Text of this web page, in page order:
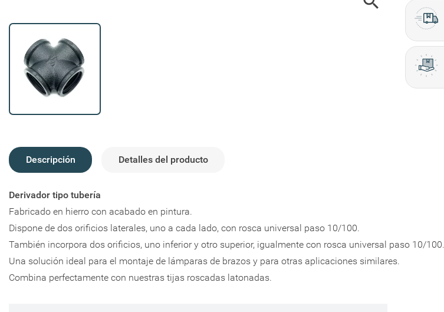
Descripción Detalles del producto
Derivador tipo tubería
Fabricado en hierro con acabado en pintura.
Dispone de dos orificios laterales, uno a cada lado, con rosca universal paso 10/100.
También incorpora dos orificios, uno inferior y otro superior, igualmente con rosca universal paso 10/100.
Una solución ideal para el montaje de lámparas de brazos y para otras aplicaciones similares.
Combina perfectamente con nuestras tijas roscadas latonadas.
Crear lista de deseos